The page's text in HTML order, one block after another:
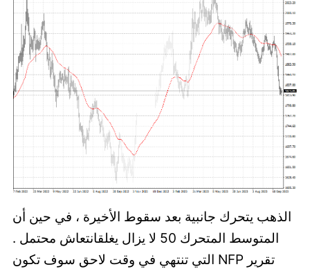
الذهب يتحرك جانبية بعد سقوط الأخيرة ، في حين أن
المتوسط المتحرك 50 لا يزال يغلقانتعاش محتمل .
تقرير NFP التي تنتهي في وقت لاحق سوف تكون